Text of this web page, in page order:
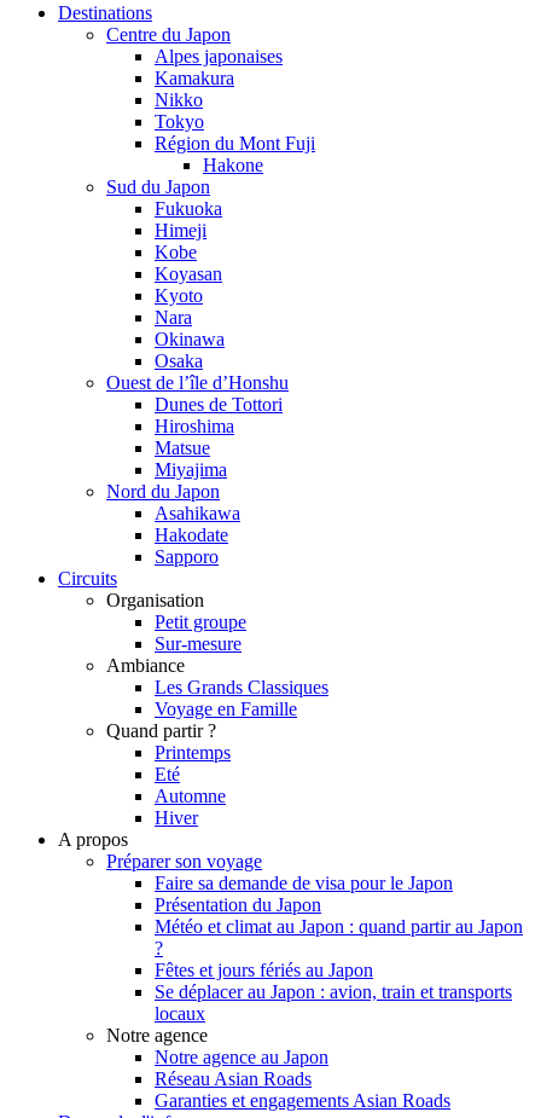
Destinations
Centre du Japon
Alpes japonaises
Kamakura
Nikko
Tokyo
Région du Mont Fuji
Hakone
Sud du Japon
Fukuoka
Himeji
Kobe
Koyasan
Kyoto
Nara
Okinawa
Osaka
Ouest de l’île d’Honshu
Dunes de Tottori
Hiroshima
Matsue
Miyajima
Nord du Japon
Asahikawa
Hakodate
Sapporo
Circuits
Organisation
Petit groupe
Sur-mesure
Ambiance
Les Grands Classiques
Voyage en Famille
Quand partir ?
Printemps
Eté
Automne
Hiver
A propos
Préparer son voyage
Faire sa demande de visa pour le Japon
Présentation du Japon
Météo et climat au Japon : quand partir au Japon
?
Fêtes et jours fériés au Japon
Se déplacer au Japon : avion, train et transports
locaux
Notre agence
Notre agence au Japon
Réseau Asian Roads
Garanties et engagements Asian Roads